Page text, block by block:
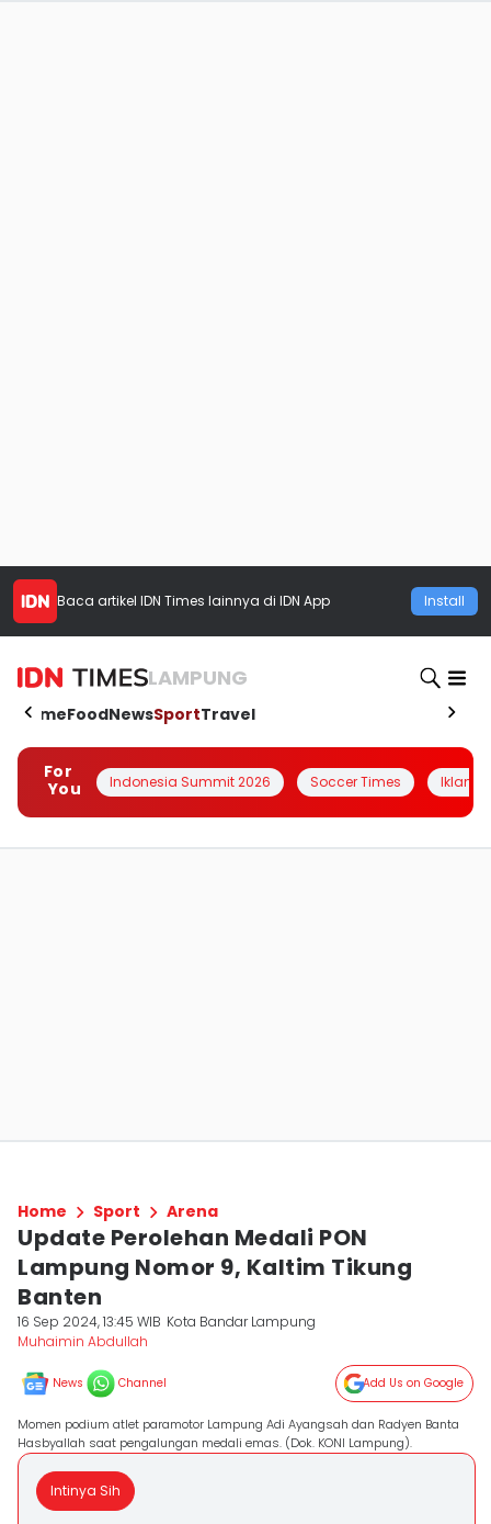
Baca artikel IDN Times lainnya di IDN App Install
LAMPUNG
HomeFoodNewsSportTravel
For
You
Indonesia Summit 2026 Soccer Times Iklanin
Home Sport Arena
Update Perolehan Medali PON
Lampung Nomor 9, Kaltim Tikung
Banten
16 Sep 2024, 13:45 WIB Kota Bandar Lampung
Muhaimin Abdullah
News Channel Add Us on Google
Momen podium atlet paramotor Lampung Adi Ayangsah dan Radyen Banta
Hasbyallah saat pengalungan medali emas. (Dok. KONI Lampung).
Intinya Sih